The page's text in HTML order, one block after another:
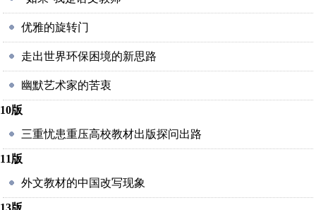
优雅的旋转门
走出世界环保困境的新思路
幽默艺术家的苦衷
10版
三重忧患重压高校教材出版探问出路
11版
外文教材的中国改写现象
13版